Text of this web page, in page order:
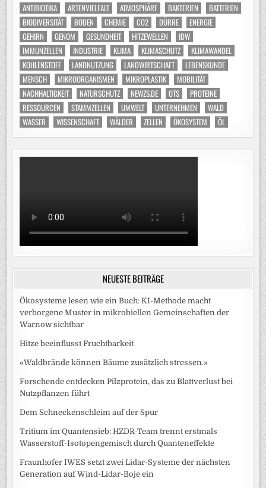
ANTIBIOTIKA ARTENVIELFALT ATMOSPHÄRE BAKTERIEN
BATTERIEN
BIODIVERSITÄT
BODEN CHEMIE CO2 DÜRRE
ENERGIE
GEHIRN
GENOM GESUNDHEIT HITZEWELLEN
IDW
IMMUNZELLEN
INDUSTRIE KLIMA KLIMASCHUTZ
KLIMAWANDEL
KOHLENSTOFF
LANDNUTZUNG LANDWIRTSCHAFT
LEBENSKUNDE
MENSCH
MIKROORGANISMEN MIKROPLASTIK
MOBILITÄT
NACHHALTIGKEIT
NATURSCHUTZ NEWZS.DE OTS
PROTEINE
RESSOURCEN
STAMMZELLEN UMWELT UNTERNEHMEN
WALD
WASSER
WISSENSCHAFT WÄLDER ZELLEN ÖKOSYSTEM ÖL
NEUESTE BEITRÄGE
Ökosysteme lesen wie ein Buch: KI-Methode macht
verborgene Muster in mikrobiellen Gemeinschaften der
Warnow sichtbar
Hitze beeinflusst Fruchtbarkeit
«Waldbrände können Bäume zusätzlich stressen.»
Forschende entdecken Pilzprotein, das zu Blattverlust bei
Nutzpflanzen führt
Dem Schneckenschleim auf der Spur
Tritium im Quantensieb: HZDR-Team trennt erstmals
Wasserstoff-Isotopengemisch durch Quanteneffekte
Fraunhofer IWES setzt zwei Lidar-Systeme der nächsten
Generation auf Wind-Lidar-Boje ein